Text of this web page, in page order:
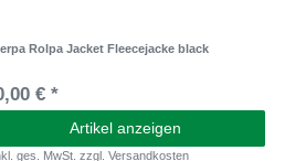
Rolpa Jacket Fleecejacke black
€ *
Artikel anzeigen
ges. MwSt. zzgl.Versandkosten